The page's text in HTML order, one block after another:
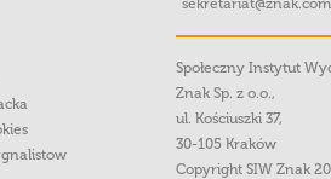
Społeczny Instytut
Znak Sp. z o.o.,
ul. Kościuszki 37,
30-105 Kraków
Copyright SIW Znak